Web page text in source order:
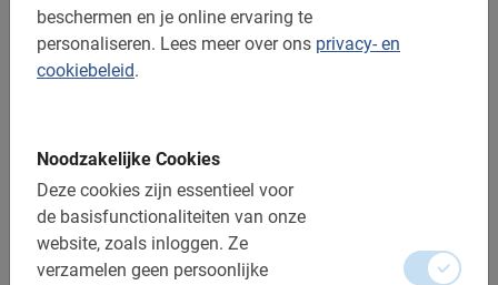
beschermen en je online ervaring te
personaliseren. Lees meer over ons privacy- en
cookiebeleid.
Noodzakelijke Cookies
Deze cookies zijn essentieel voor
de basisfunctionaliteiten van onze
website, zoals inloggen. Ze
verzamelen geen persoonlijke